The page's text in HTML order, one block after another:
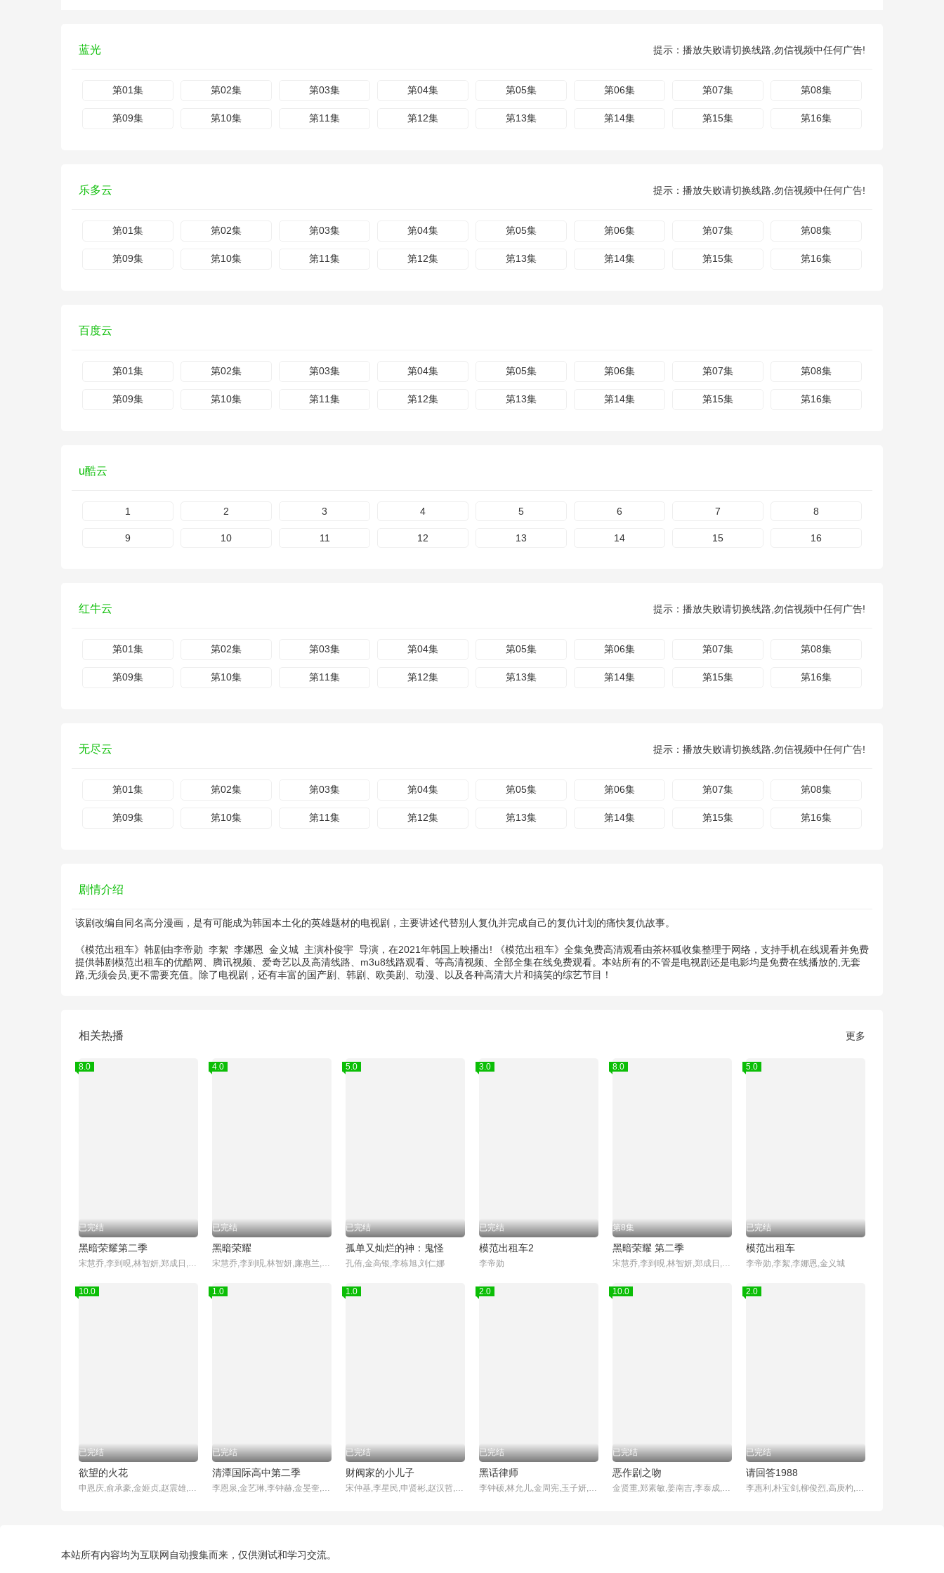
蓝光 提示：播放失败请切换线路,勿信视频中任何广告!
第01集 第02集 第03集 第04集 第05集 第06集 第07集 第08集
第09集 第10集 第11集 第12集 第13集 第14集 第15集 第16集
乐多云 提示：播放失败请切换线路,勿信视频中任何广告!
第01集 第02集 第03集 第04集 第05集 第06集 第07集 第08集
第09集 第10集 第11集 第12集 第13集 第14集 第15集 第16集
百度云
第01集 第02集 第03集 第04集 第05集 第06集 第07集 第08集
第09集 第10集 第11集 第12集 第13集 第14集 第15集 第16集
u酷云
1 2 3 4 5 6 7 8
9 10 11 12 13 14 15 16
红牛云 提示：播放失败请切换线路,勿信视频中任何广告!
第01集 第02集 第03集 第04集 第05集 第06集 第07集 第08集
第09集 第10集 第11集 第12集 第13集 第14集 第15集 第16集
无尽云 提示：播放失败请切换线路,勿信视频中任何广告!
第01集 第02集 第03集 第04集 第05集 第06集 第07集 第08集
第09集 第10集 第11集 第12集 第13集 第14集 第15集 第16集
剧情介绍
该剧改编自同名高分漫画，是有可能成为韩国本土化的英雄题材的电视剧，主要讲述代替别人复仇并完成自己的复仇计划的痛快复仇故事。
《模范出租车》韩剧由李帝勋 李絮 李娜恩 金义城 主演朴俊宇 导演，在2021年韩国上映播出! 《模范出租车》全集免费高清观看由茶杯狐收集整理于网络，支持手机在线观看并免费
提供韩剧模范出租车的优酷网、腾讯视频、爱奇艺以及高清线路、m3u8线路观看、等高清视频、全部全集在线免费观看。本站所有的不管是电视剧还是电影均是免费在线播放的,无套
路,无须会员,更不需要充值。除了电视剧，还有丰富的国产剧、韩剧、欧美剧、动漫、以及各种高清大片和搞笑的综艺节目！
相关热播 更多
8.0
已完结
黑暗荣耀第二季
宋慧乔,李到晛,林智妍,郑成日,廉惠兰,朴成焄,金赫拉,车珠英,郑知晓,辛睿恩
4.0
已完结
黑暗荣耀
宋慧乔,李到晛,林智妍,廉惠兰,朴成焄,郑星一,金赫拉,车珠英,金建右
5.0
已完结
孤单又灿烂的神：鬼怪
孔侑,金高银,李栋旭,刘仁娜
3.0
已完结
模范出租车2
李帝勋
8.0
第8集
黑暗荣耀 第二季
宋慧乔,李到晛,林智妍,郑成日,廉惠兰,朴成焄,金赫拉,车珠英,郑知晓,辛睿恩
5.0
已完结
模范出租车
李帝勋,李絮,李娜恩,金义城
10.0
已完结
欲望的火花
申恩庆,俞承豪,金姬贞,赵震雄,徐雨,赵敏基,李顺载,白日燮,李孝春,金炳基,李甫姫,赵成夏
1.0
已完结
清潭国际高中第二季
李恩泉,金艺琳,李钟赫,金旻奎,원규빈,张德洙,박시우,张宋允
1.0
已完结
财阀家的小儿子
宋仲基,李星民,申贤彬,赵汉哲,金贞兰,朴智炫,姜基栋,金南熙,黄美英,金英在,姜吉宇
2.0
已完结
黑话律师
李钟硕,林允儿,金周宪,玉子妍,杨景元,郭东延,吴义植,李宥俊
10.0
已完结
恶作剧之吻
金贤重,郑素敏,姜南吉,李泰成,尹胜雅
2.0
已完结
请回答1988
李惠利,朴宝剑,柳俊烈,高庚杓,成东日,李一花,金成钧,罗美兰,李美妍,金善映,安在洪
本站所有内容均为互联网自动搜集而来，仅供测试和学习交流。